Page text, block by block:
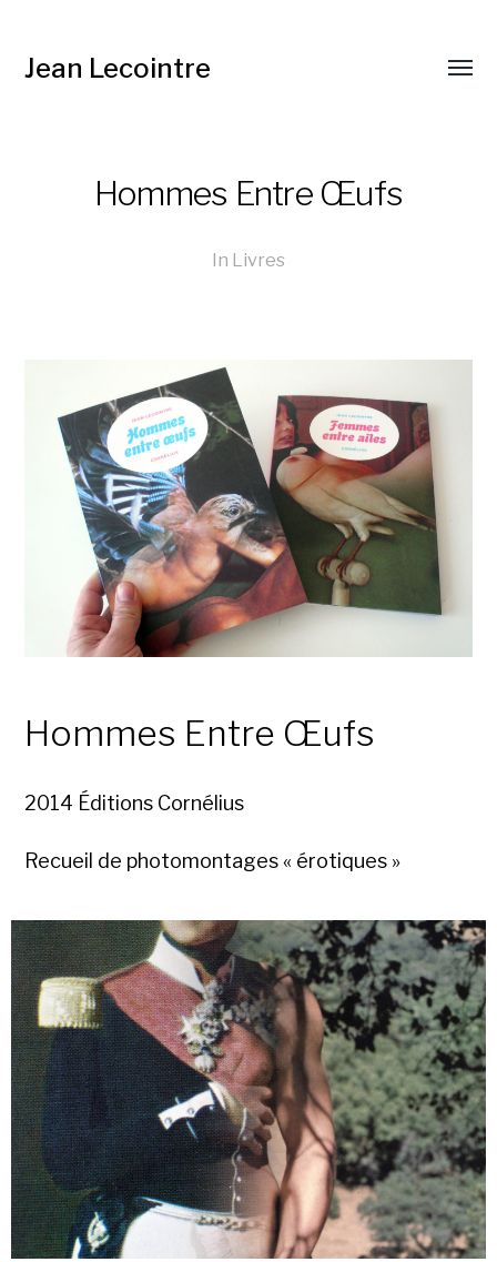
Jean Lecointre
Hommes Entre Œufs
In Livres
Hommes Entre Œufs
2014 Éditions Cornélius
Recueil de photomontages « érotiques »